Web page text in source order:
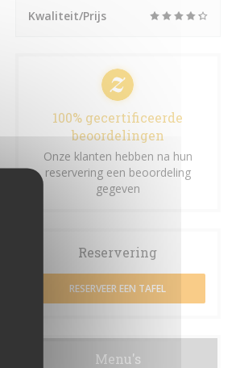
Kwaliteit/Prijs
100% gecertificeerde
beoordelingen
Onze klanten hebben na hun
reservering een beoordeling
gegeven
Reservering
RESERVEER EEN TAFEL
Menu's